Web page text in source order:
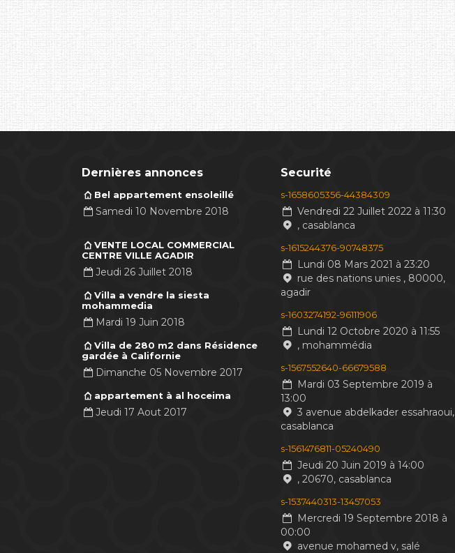
Dernières annonces
Bel appartement ensoleillé
Samedi 10 Novembre 2018
VENTE LOCAL COMMERCIAL
CENTRE VILLE AGADIR
Jeudi 26 Juillet 2018
Villa a vendre la siesta
mohammedia
Mardi 19 Juin 2018
Villa de 280 m2 dans Résidence
gardée à Californie
Dimanche 05 Novembre 2017
appartement à al hoceima
Jeudi 17 Aout 2017
Securité
s-1658605356-44384309
Vendredi 22 Juillet 2022 à 11:30
, casablanca
s-1615244376-90748375
Lundi 08 Mars 2021 à 23:20
rue des nations unies , 80000,
agadir
s-1603274192-96111906
Lundi 12 Octobre 2020 à 11:55
, mohammédia
s-1567552640-66679588
Mardi 03 Septembre 2019 à
13:00
3 avenue abdelkader essahraoui,
casablanca
s-1561476811-05240490
Jeudi 20 Juin 2019 à 14:00
, 20670, casablanca
s-1537440313-13457053
Mercredi 19 Septembre 2018 à
00:00
avenue mohamed v, salé